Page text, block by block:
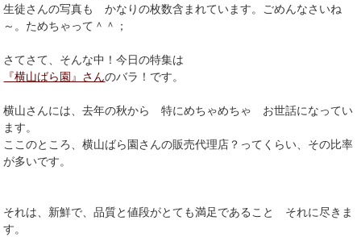
生徒さんの写真も かなりの枚数含まれています。ごめんなさいね
～。ためちゃって＾＾；
さてさて、そんな中！今日の特集は
『横山ばら園』さんのバラ！です。
横山さんには、去年の秋から 特にめちゃめちゃ お世話になってい
ます。
ここのところ、横山ばら園さんの販売代理店？ってくらい、その比率
が多いです。
それは、新鮮で、品質と値段がとても満足であること それに尽きま
す。